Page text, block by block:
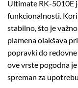
Ultimate RK-5010E
funkcionalnosti.
stabilno, što je
plamena olakšava
popravki do
ove vrste pogodna
spreman za